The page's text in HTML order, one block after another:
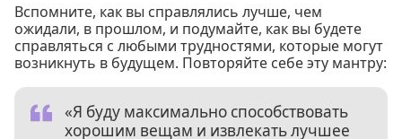
Вспомните, как вы справлялись лучше, чем
ожидали, в прошлом, и подумайте, как вы будете
справляться с любыми трудностями, которые могут
возникнуть в будущем. Повторяйте себе эту мантру:
«Я буду максимально способствовать
хорошим вещам и извлекать лучшее